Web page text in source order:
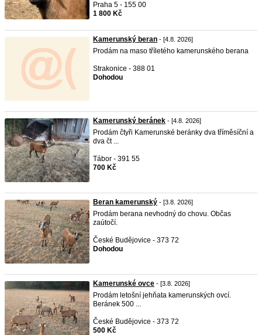
Praha 5 - 155 00
1 800 Kč
Kamerunský beran - [4.8. 2026]
Prodám na maso tříletého kamerunského berana
Strakonice - 388 01
Dohodou
Kamerunský beránek - [4.8. 2026]
Prodám čtyři Kamerunské beránky dva tříměsíční a
dva čt ...
Tábor - 391 55
700 Kč
Beran kamerunský - [3.8. 2026]
Prodám berana nevhodný do chovu. Občas
zaútočí.
České Budějovice - 373 72
Dohodou
Kamerunské ovce - [3.8. 2026]
Prodám letošní jehňata kamerunských ovcí.
Beránek 500 ...
České Budějovice - 373 72
500 Kč